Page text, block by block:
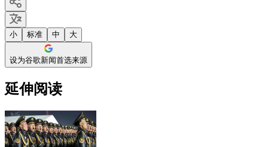
小 标准 中 大
设为谷歌新闻首选来源
延伸阅读